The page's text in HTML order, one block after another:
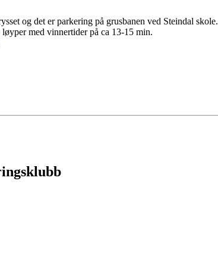
og det er parkering på grusbanen ved Steindal skole.
med vinnertider på ca 13-15 min.